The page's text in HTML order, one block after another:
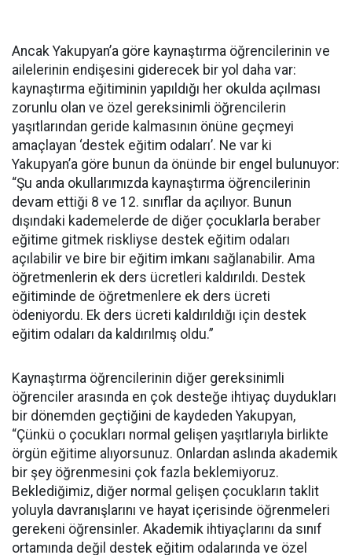
Ancak Yakupyan’a göre kaynaştırma öğrencilerinin ve
ailelerinin endişesini giderecek bir yol daha var:
kaynaştırma eğitiminin yapıldığı her okulda açılması
zorunlu olan ve özel gereksinimli öğrencilerin
yaşıtlarından geride kalmasının önüne geçmeyi
amaçlayan ‘destek eğitim odaları’. Ne var ki
Yakupyan’a göre bunun da önünde bir engel bulunuyor:
“Şu anda okullarımızda kaynaştırma öğrencilerinin
devam ettiği 8 ve 12. sınıflar da açılıyor. Bunun
dışındaki kademelerde de diğer çocuklarla beraber
eğitime gitmek riskliyse destek eğitim odaları
açılabilir ve bire bir eğitim imkanı sağlanabilir. Ama
öğretmenlerin ek ders ücretleri kaldırıldı. Destek
eğitiminde de öğretmenlere ek ders ücreti
ödeniyordu. Ek ders ücreti kaldırıldığı için destek
eğitim odaları da kaldırılmış oldu.”
Kaynaştırma öğrencilerinin diğer gereksinimli
öğrenciler arasında en çok desteğe ihtiyaç duydukları
bir dönemden geçtiğini de kaydeden Yakupyan,
“Çünkü o çocukları normal gelişen yaşıtlarıyla birlikte
örgün eğitime alıyorsunuz. Onlardan aslında akademik
bir şey öğrenmesini çok fazla beklemiyoruz.
Beklediğimiz, diğer normal gelişen çocukların taklit
yoluyla davranışlarını ve hayat içerisinde öğrenmeleri
gerekeni öğrensinler. Akademik ihtiyaçlarını da sınıf
ortamında değil destek eğitim odalarında ve özel